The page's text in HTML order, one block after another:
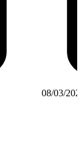
08/03/